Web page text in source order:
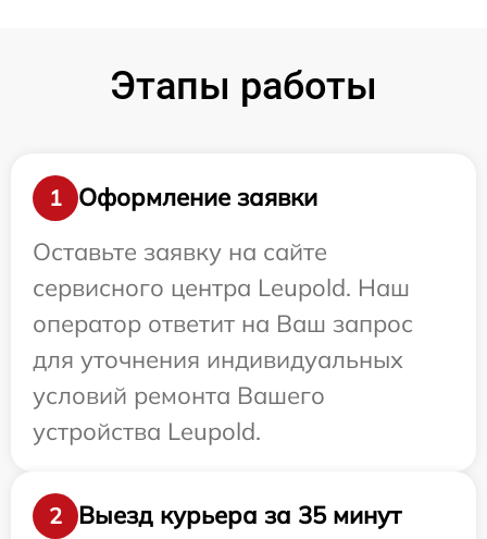
Этапы работы
1
Оформление заявки
Оставьте заявку на сайте
сервисного центра Leupold. Наш
оператор ответит на Ваш запрос
для уточнения индивидуальных
условий ремонта Вашего
устройства Leupold.
2 Выезд курьера за 35 минут